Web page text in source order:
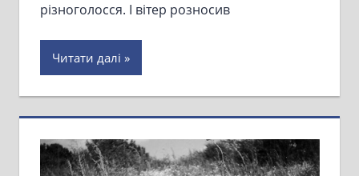
різноголосся. І вітер розносив
Читати далі